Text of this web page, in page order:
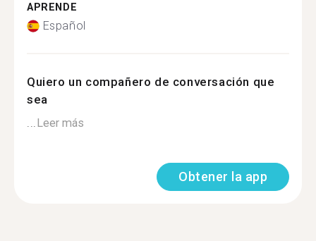
APRENDE
Español
Quiero un compañero de conversación que
sea
...Leer más
Obtener la app